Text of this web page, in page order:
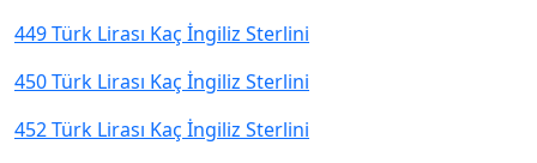
449 Türk Lirası Kaç İngiliz Sterlini
450 Türk Lirası Kaç İngiliz Sterlini
452 Türk Lirası Kaç İngiliz Sterlini